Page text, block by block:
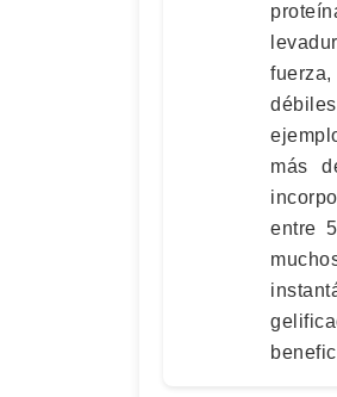
más
entre